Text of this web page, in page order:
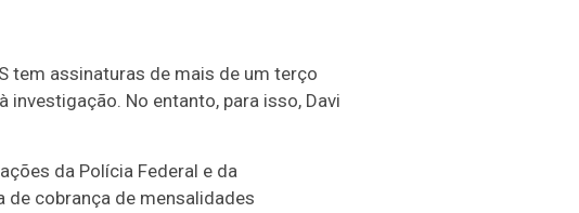
tem assinaturas de mais de um terço
No entanto, para isso, Davi
da Polícia Federal e da
de cobrança de mensalidades